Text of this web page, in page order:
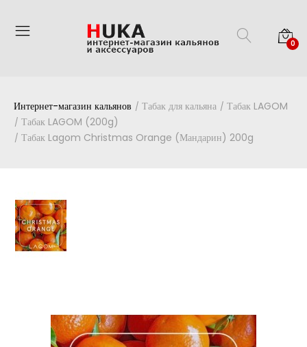
0
Интернет-магазин кальянов Табак для кальяна
Табак LAGOM
Табак LAGOM (200g)
Табак Lagom Christmas Orange (Мандарин) 200g